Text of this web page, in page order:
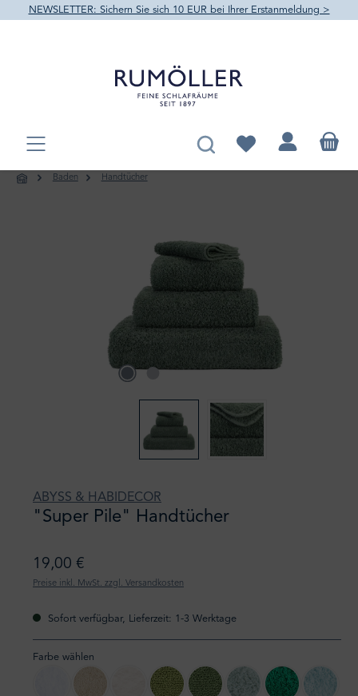
springen
NEWSLETTER: Sichern Sie sich 10 EUR bei Ihrer Erstanmeldung >
Du hast 0 Produkte
Baden Handtücher
ABYSS & HABIDECOR
"Super Pile" Handtücher
19,00 €
Preise inkl. MwSt. zzgl. Versandkosten
Sofort verfügbar, Lieferzeit: 1-3 Werktage
Farbe wählen
100 White 101 Ecru 103 Ivory165 Apple Green
205 Forest210 Aqua230 Emerald235 Ice